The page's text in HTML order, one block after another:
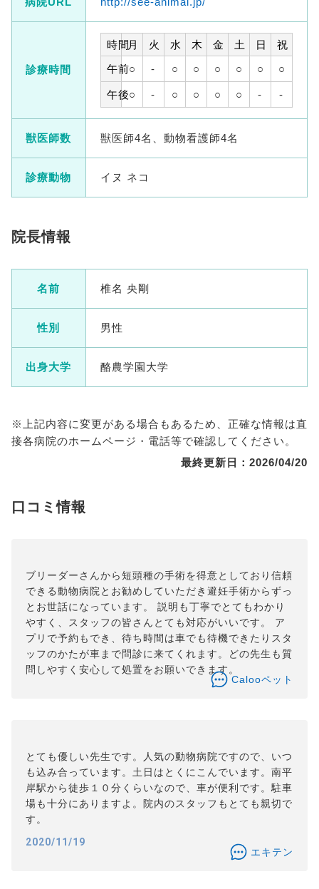
診療時間
時間月 火 水 木 金 土 日
祝
午前○ - ○ ○ ○ ○ ○ ○
午後○ - ○ ○ ○ ○ - -
獣医師数 獣医師4名、動物看護師4名
診療動物 イヌ ネコ
院長情報
名前 椎名 央剛
性別 男性
出身大学 酪農学園大学
※上記内容に変更がある場合もあるため、正確な情報は直
接各病院のホームページ・電話等で確認してください。
最終更新日：2026/04/20
口コミ情報
ブリーダーさんから短頭種の手術を得意としており信頼
できる動物病院とお勧めしていただき避妊手術からずっ
とお世話になっています。 説明も丁寧でとてもわかり
やすく、スタッフの皆さんとても対応がいいです。 ア
プリで予約もでき、待ち時間は車でも待機できたりスタ
ッフのかたが車まで問診に来てくれます。どの先生も質
問しやすく安心して処置をお願いできます。
Calooペット
とても優しい先生です。人気の動物病院ですので、いつ
も込み合っています。土日はとくにこんでいます。南平
岸駅から徒歩１０分くらいなので、車が便利です。駐車
場も十分にありますよ。院内のスタッフもとても親切で
す。
2020/11/19
エキテン